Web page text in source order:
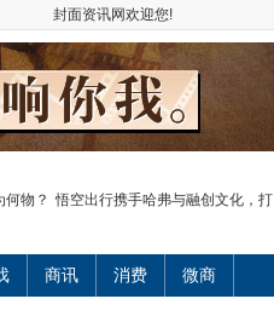
封面资讯网欢迎您!
何物？ 悟空出行携手哈弗与融创文化，打
商讯 消费 微商